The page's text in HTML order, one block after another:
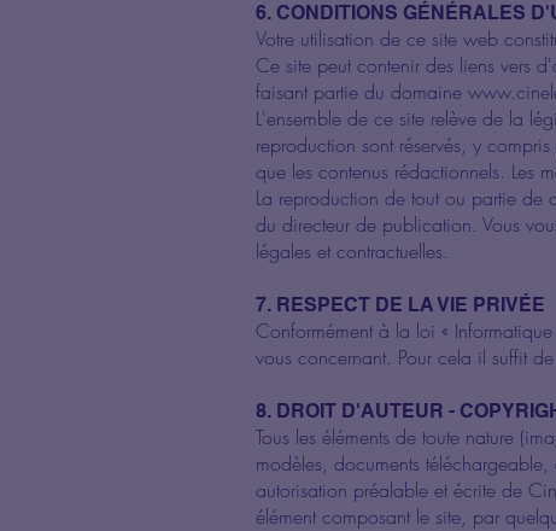
6. CONDITIONS GÉNÉRALES
Votre utilisation de ce site web
Ce site peut contenir des liens vers
faisant partie du domaine
L'ensemble de ce site relève de la
reproduction sont réservés, y
que les contenus rédactionnels. Les
La reproduction de tout ou partie de
du directeur de publication. Vous
légales et contractuelles.
7. RESPECT DE LA VIE PRIVÉE
Conformément à la loi «
vous concernant. Pour cela il suffit
8. DROIT D'AUTEUR -
Tous les éléments de toute nature
modèles, documents
autorisation préalable et écrite de
élément composant le site, par